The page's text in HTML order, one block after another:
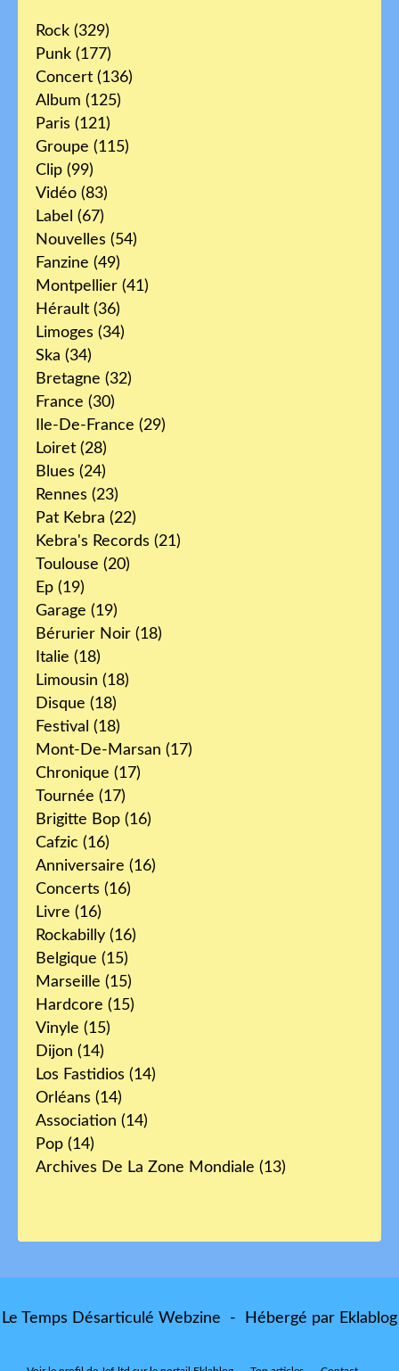
Rock (329)
Punk (177)
Concert (136)
Album (125)
Paris (121)
Groupe (115)
Clip (99)
Vidéo (83)
Label (67)
Nouvelles (54)
Fanzine (49)
Montpellier (41)
Hérault (36)
Limoges (34)
Ska (34)
Bretagne (32)
France (30)
Ile-De-France (29)
Loiret (28)
Blues (24)
Rennes (23)
Pat Kebra (22)
Kebra's Records (21)
Toulouse (20)
Ep (19)
Garage (19)
Bérurier Noir (18)
Italie (18)
Limousin (18)
Disque (18)
Festival (18)
Mont-De-Marsan (17)
Chronique (17)
Tournée (17)
Brigitte Bop (16)
Cafzic (16)
Anniversaire (16)
Concerts (16)
Livre (16)
Rockabilly (16)
Belgique (15)
Marseille (15)
Hardcore (15)
Vinyle (15)
Dijon (14)
Los Fastidios (14)
Orléans (14)
Association (14)
Pop (14)
Archives De La Zone Mondiale (13)
Le Temps Désarticulé Webzine - Hébergé par Eklablog